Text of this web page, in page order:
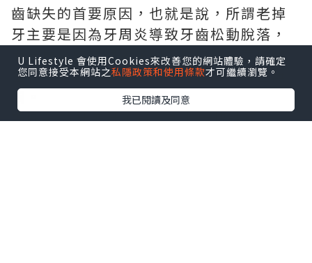
齒缺失的首要原因，也就是說，所謂老掉
牙主要是因為牙周炎導致牙齒松動脫落，
而牙周炎的關鍵致病因素是口腔的菌斑微
生物。是否罹患牙周炎與是否做過矯正無
關。
誤區4: 齙牙或牙不齊，可七天快速矯正
U Lifestyle 會使用Cookies來改善您的網站體驗，請確定
您同意接受本網站之私隱政策和使用條款才可繼續瀏覽。
我已閱讀及同意